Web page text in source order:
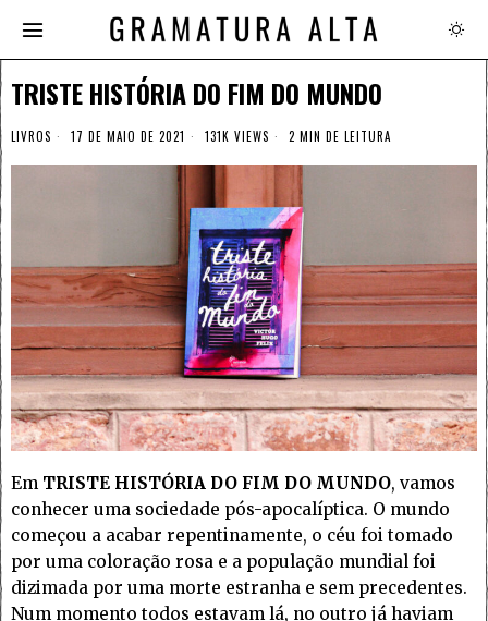
TRISTE HISTÓRIA DO FIM DO MUNDO
LIVROS 17 DE MAIO DE 2021 131K VIEWS 2 MIN DE LEITURA
Em TRISTE HISTÓRIA DO FIM DO MUNDO, vamos
conhecer uma sociedade pós-apocalíptica. O mundo
começou a acabar repentinamente, o céu foi tomado
por uma coloração rosa e a população mundial foi
dizimada por uma morte estranha e sem precedentes.
Num momento todos estavam lá, no outro já haviam